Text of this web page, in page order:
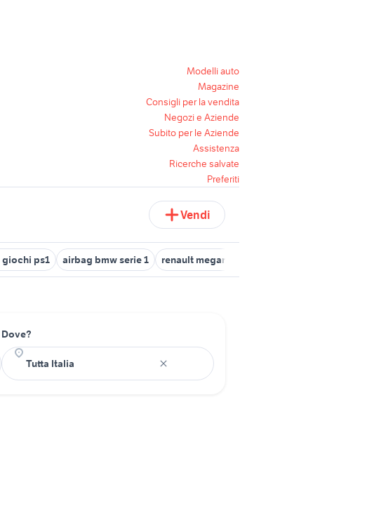
Modelli auto
Magazine
Consigli per la vendita
Negozi e Aziende
Subito per le Aziende
Assistenza
Ricerche salvate
Preferiti
Vendi
ps1 airbag bmw serie 1 renault megane 1 auto
Dove?